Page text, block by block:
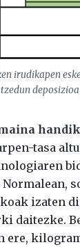
irudikapen
tasa
Normalean,
izaten
daitezke.
ere,